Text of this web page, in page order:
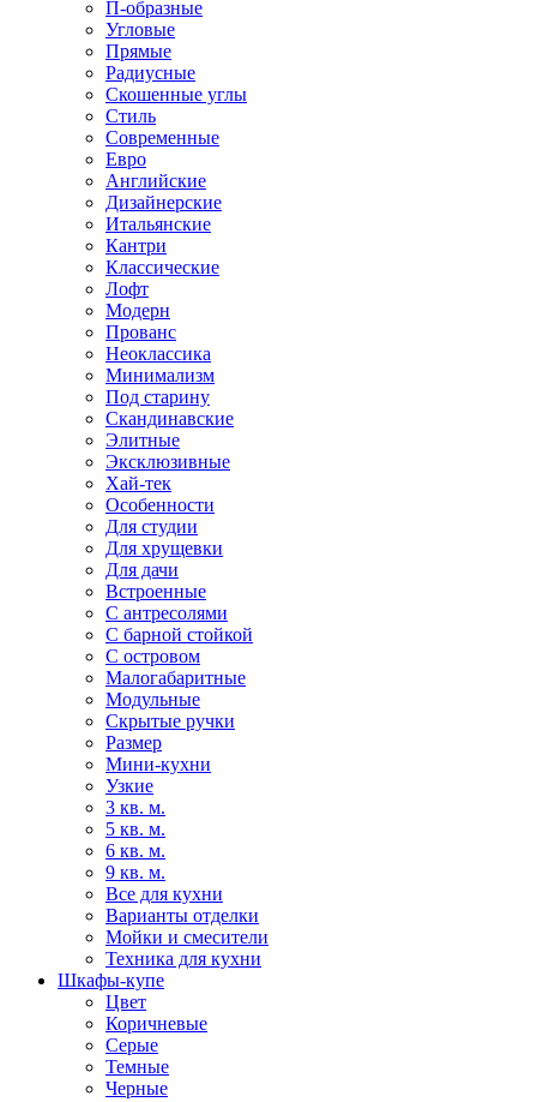
П-образные
Угловые
Прямые
Радиусные
Скошенные углы
Стиль
Современные
Евро
Английские
Дизайнерские
Итальянские
Кантри
Классические
Лофт
Модерн
Прованс
Неоклассика
Минимализм
Под старину
Скандинавские
Элитные
Эксклюзивные
Хай-тек
Особенности
Для студии
Для хрущевки
Для дачи
Встроенные
С антресолями
С барной стойкой
С островом
Малогабаритные
Модульные
Скрытые ручки
Размер
Мини-кухни
Узкие
3 кв. м.
5 кв. м.
6 кв. м.
9 кв. м.
Все для кухни
Варианты отделки
Мойки и смесители
Техника для кухни
Шкафы-купе
Цвет
Коричневые
Серые
Темные
Черные